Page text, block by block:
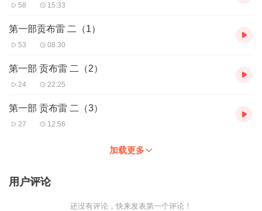
58 15:33
第一部贡布雷 二（1）
53 08:30
第一部 贡布雷 二（2）
24 22:25
第一部 贡布雷 二（3）
27 12:56
加载更多
用户评论
还没有评论，快来发表第一个评论！